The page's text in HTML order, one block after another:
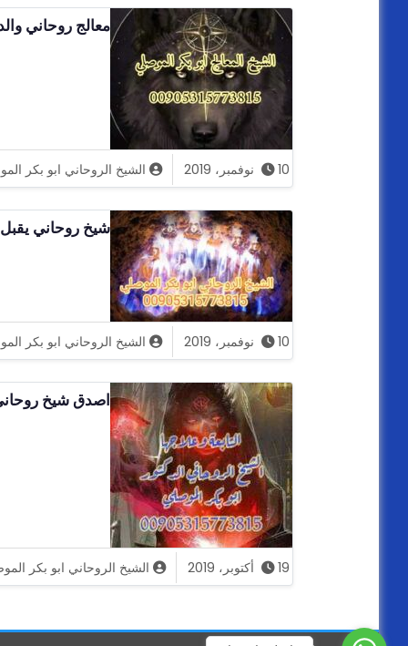
معالج روحاني
10 نوفمبر، 2019 الشيخ الروحاني ابو بكر
شيخ روحاني يقبل
10 نوفمبر، 2019 الشيخ الروحاني ابو بكر
اصدق شيخ روحاني
19 أكتوبر، 2019 الشيخ الروحاني ابو بكر